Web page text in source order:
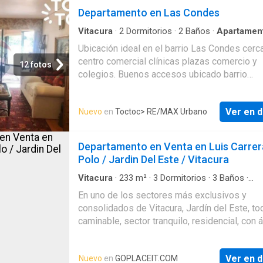
privacidad que necesitas. Tiene espacios
como el salón gourmet piscina gimnasio la
talleres privados patio juegos de niños
estacionamiento de visitas y conserjería 24/
amplio departamento dúplex con jardín de
orientación no oriente cuenta con 126 metros
metros de jardín y muros de dos 2 6 de
PRIMER PISO - Recibidor - Cocina equipada
enchufe refrigerador panelable doble incluido
encimera microondas espacio para
Living con maravilloso
12 fotos
Departamento en Las Condes
Vitacura · 2 Dormitorios · 2 Baños ·
Ubicación ideal en el barrio Las Condes
centro comercial clínicas plazas comercio y
colegios. Buenos accesos ubicado barrio
hall de distribución living comedor cocina y
Dos dormitorios y dos baños. Terraza.
comunes alcanza $190mil promedio aprox.
de solo 31 departamentos en total 4
estacionamientos de visitas. El dp cuenta
con estacionamiento y bodega. Portería 24/7
Nuevo en Toctoc> RE/MAX Urbano Ver en
Departamento en Venta en Luis
Polo / Jardin Del Este / Vitacura
Vitacura · 233 m² · 3 Dormitorios · 3 Baños ·
En uno de los sectores más exclusivos y
consolidados de Vitacura, Jardín del Este,
caminable, sector tranquilo, residencial, con
frente al Club de Polo y Equitación San
Cristóbal.Departamento de orientación
Nuevo en GOPLACEIT.COM Ver en